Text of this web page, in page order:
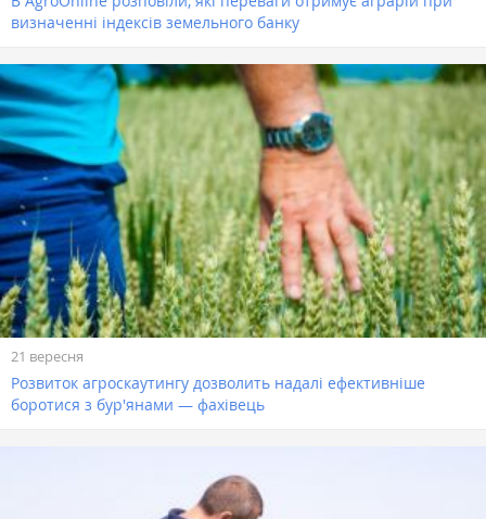
визначенні індексів земельного банку
21 вересня
Розвиток агроскаутингу дозволить надалі ефективніше
боротися з бур'янами — фахівець